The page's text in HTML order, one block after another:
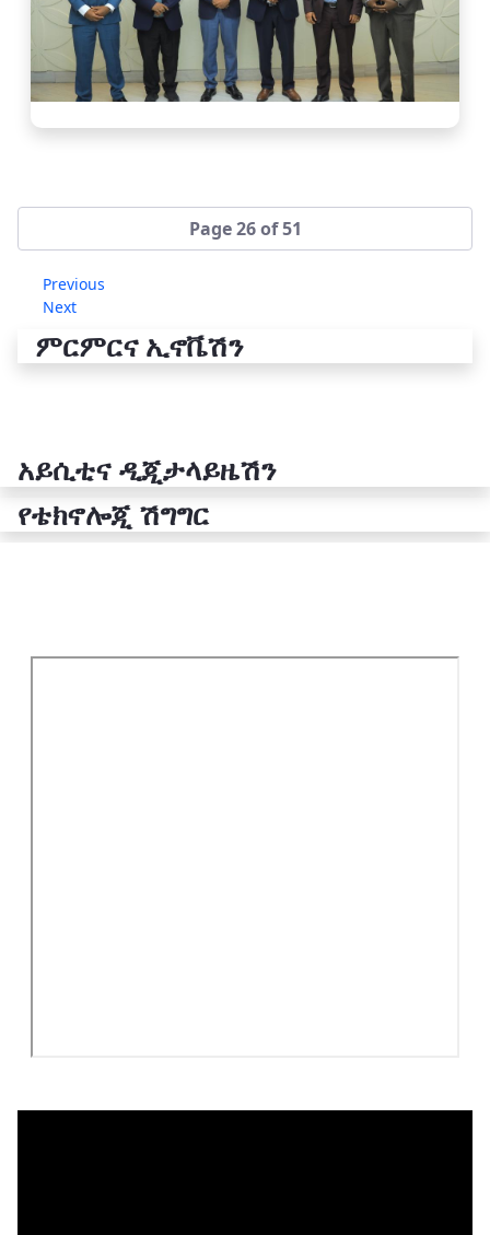
Page 26 of 51
Previous
Next
ምርምርና ኢኖቬሽን
አይሲቲና ዲጂታላይዜሽን
የቴክኖሎጂ ሽግግር